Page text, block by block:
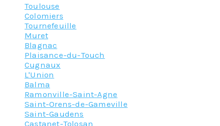
Toulouse
Colomiers
Tournefeuille
Muret
Blagnac
Plaisance-du-Touch
Cugnaux
L'Union
Balma
Ramonville-Saint-Agne
Saint-Orens-de-Gameville
Saint-Gaudens
Castanet-Tolosan